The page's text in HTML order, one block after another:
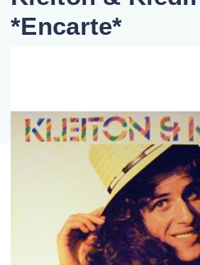
*Encarte*